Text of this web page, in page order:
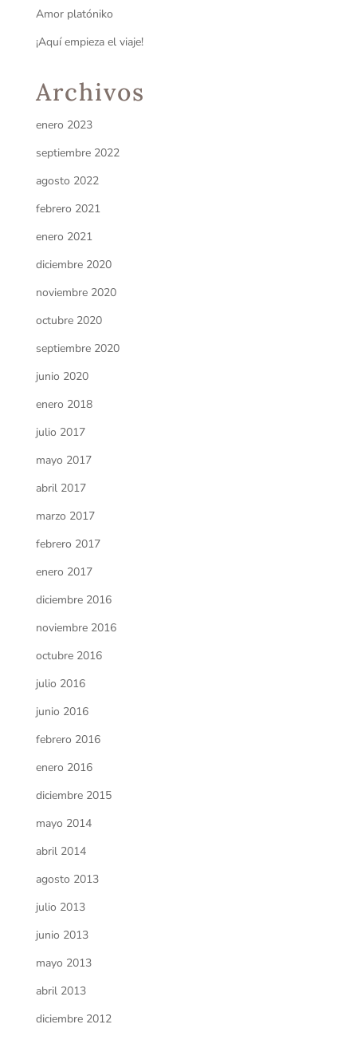
Amor platóniko
¡Aquí empieza el viaje!
Archivos
enero 2023
septiembre 2022
agosto 2022
febrero 2021
enero 2021
diciembre 2020
noviembre 2020
octubre 2020
septiembre 2020
junio 2020
enero 2018
julio 2017
mayo 2017
abril 2017
marzo 2017
febrero 2017
enero 2017
diciembre 2016
noviembre 2016
octubre 2016
julio 2016
junio 2016
febrero 2016
enero 2016
diciembre 2015
mayo 2014
abril 2014
agosto 2013
julio 2013
junio 2013
mayo 2013
abril 2013
diciembre 2012